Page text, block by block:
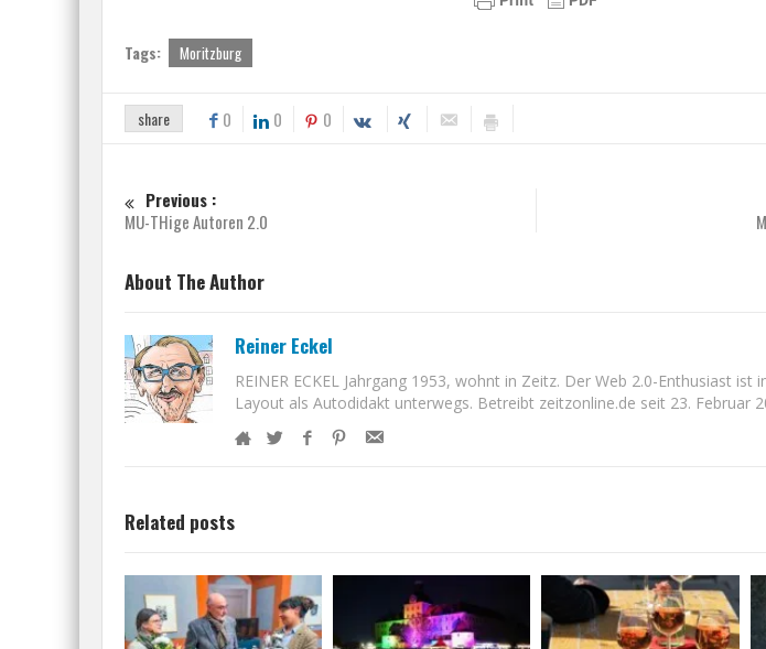
Tags: Moritzburg
share 0 0 0
Previous :
MU-THige Autoren 2.0
About The Author
Reiner Eckel
REINER ECKEL Jahrgang 1953, wohnt in Zeitz. Der Web 2.0-Enthusiast ist
Layout als Autodidakt unterwegs. Betreibt zeitzonline.de seit 23. Februar
Related posts